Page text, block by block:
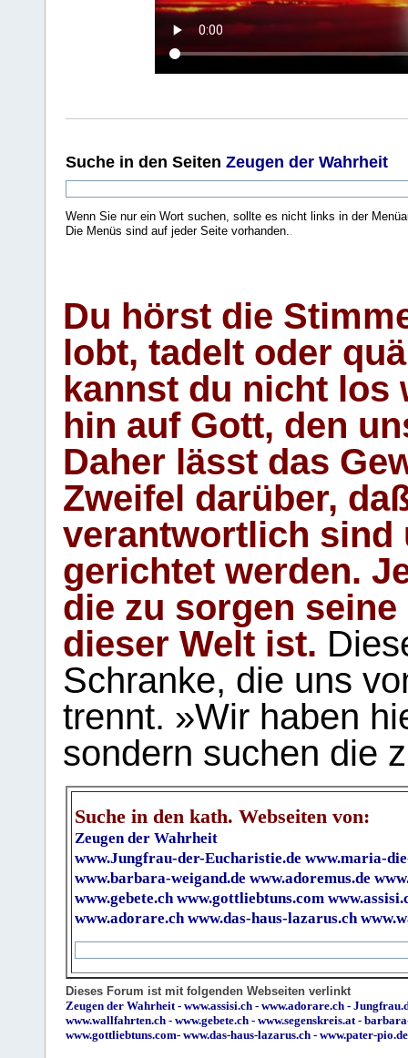
Suche in den Seiten Zeugen der Wahrheit
Wenn Sie nur ein Wort suchen, sollte es nicht links in der
Die Menüs sind auf jeder Seite vorhanden..
Du hörst die
lobt, tadelt oder
kannst du nicht los
hin auf Gott, den
Daher lässt das
Zweifel darüber,
verantwortlich sind
gerichtet werden.
die zu sorgen
dieser Welt ist.
Schranke, die uns
trennt. »Wir haben
sondern suchen die
Suche in den kath. Webseiten von:
Zeugen der Wahrheit
www.Jungfrau-der-Eucharistie.de www.maria-
www.barbara-weigand.de www.adoremus.de
www.gebete.ch www.gottliebtuns.com
www.adorare.ch www.das-haus-lazarus.ch
Dieses Forum ist mit folgenden Webseiten verlinkt
Zeugen der Wahrheit- www.assisi.ch - www.adorare.ch -
www.wallfahrten.ch - www.gebete.ch - www.segenskreis.at-
www.gottliebtuns.com- www.das-haus-lazarus.ch - www.pater-pio.de